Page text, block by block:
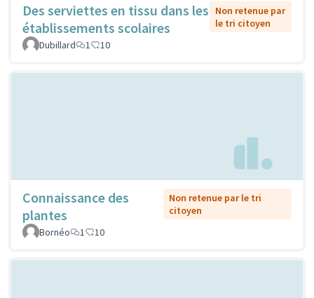
Des serviettes en tissu dans les
établissements scolaires
Non retenue par
le tri citoyen
Dubillard
1 10
Connaissance des
plantes
Non retenue par le tri
citoyen
Bornéo
1 10